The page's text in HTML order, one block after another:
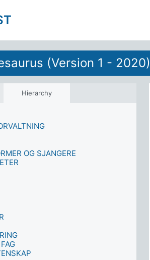
(Version 1 - 2020)
Hierarchy
FAG
OG SJANGERE